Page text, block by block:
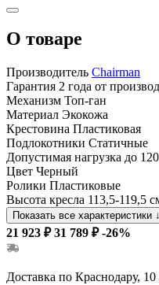
О товаре
Производитель Chairman
Гарантия 2 года от
Механизм Топ-ган
Материал Экокожа
Крестовина Пластиковая
Подлокотники Статичные
Допустимая нагрузка до
Цвет Черный
Ролики Пластиковые
Высота кресла 113,5-119,5
Показать все характеристики ↓
21 923 ₽ 31 789 ₽ -26%
Доставка по Краснодару, 10